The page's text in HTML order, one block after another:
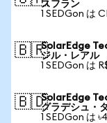
スフラン
1 SEDGon は
🇧🇷SolarEdge
ジル・レアル
1 SEDGon は
🇧🇩SolarEdge
グラデシュ・
1 SEDGon は